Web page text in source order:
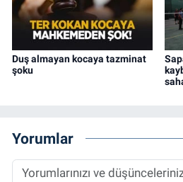
Duş almayan kocaya tazminat
şoku
Yorumlar